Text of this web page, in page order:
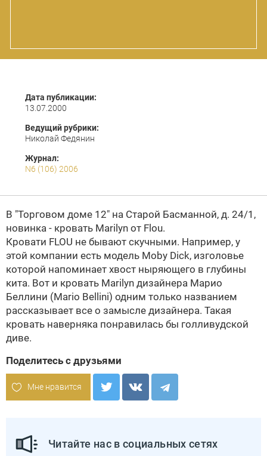
Дата публикации:
13.07.2000
Ведущий рубрики:
Николай Федянин
Журнал:
N6 (106) 2006
В "Торговом доме 12" на Старой Басманной, д. 24/1,
новинка - кровать Marilyn от Flou.
Кровати FLOU не бывают скучными. Например, у
этой компании есть модель Moby Dick, изголовье
которой напоминает хвост ныряющего в глубины
кита. Вот и кровать Marilyn дизайнера Марио
Беллини (Mario Bellini) одним только названием
рассказывает все о замысле дизайнера. Такая
кровать наверняка понравилась бы голливудской
диве.
Поделитесь с друзьями
Мне нравится
Читайте нас в социальных сетях